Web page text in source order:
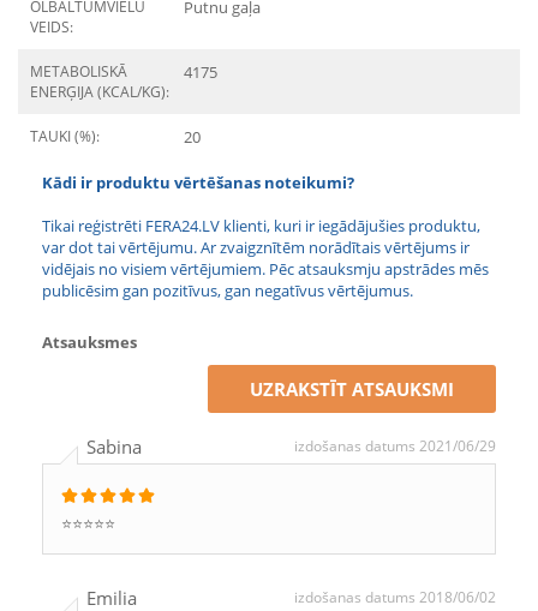
OLBALTUMVIELU
VEIDS:
Putnu gaļa
METABOLISKĀ
ENERĢIJA (KCAL/KG):
4175
TAUKI (%): 20
Kādi ir produktu vērtēšanas noteikumi?
Tikai reģistrēti FERA24.LV klienti, kuri ir iegādājušies produktu,
var dot tai vērtējumu. Ar zvaigznītēm norādītais vērtējums ir
vidējais no visiem vērtējumiem. Pēc atsauksmju apstrādes mēs
publicēsim gan pozitīvus, gan negatīvus vērtējumus.
Atsauksmes
UZRAKSTĪT ATSAUKSMI
Sabina izdošanas datums 2021/06/29
⭐️⭐️⭐️⭐️⭐️
Emilia izdošanas datums 2018/06/02